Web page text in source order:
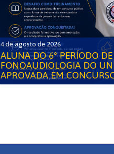
4 de agosto de 2026
ALUNA DO 6° PERÍODO DE
FONOAUDIOLOGIA DO
APROVADA EM